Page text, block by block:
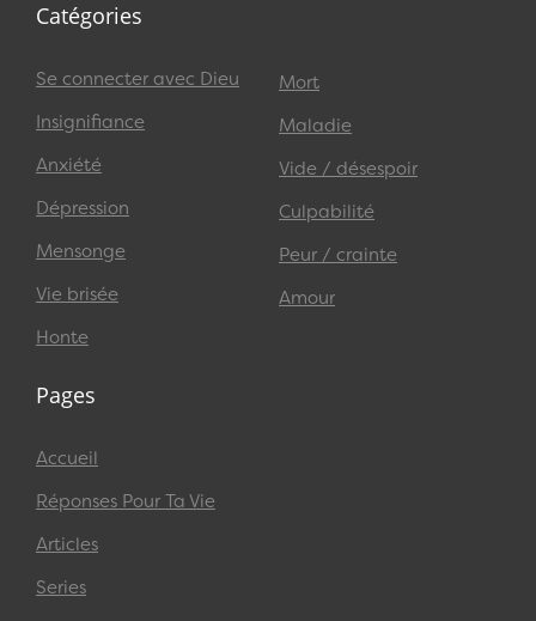
Catégories
Se connecter avec Dieu
Insignifiance
Anxiété
Dépression
Mensonge
Vie brisée
Honte
Mort
Maladie
Vide / désespoir
Culpabilité
Peur / crainte
Amour
Pages
Accueil
Réponses Pour Ta Vie
Articles
Series